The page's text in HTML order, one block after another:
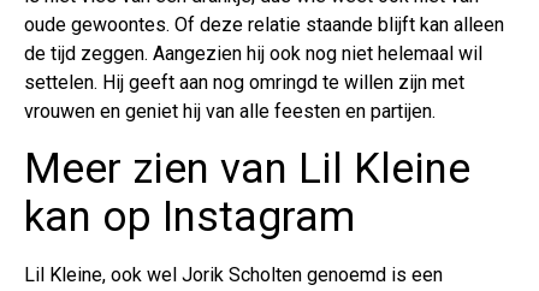
oude gewoontes. Of deze relatie staande blijft kan alleen
de tijd zeggen. Aangezien hij ook nog niet helemaal wil
settelen. Hij geeft aan nog omringd te willen zijn met
vrouwen en geniet hij van alle feesten en partijen.
Meer zien van Lil Kleine
kan op Instagram
Lil Kleine, ook wel Jorik Scholten genoemd is een